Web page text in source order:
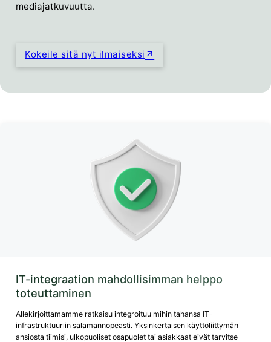
mediajatkuvuutta.
Kokeile sitä nyt ilmaiseksi
IT-integraation mahdollisimman helppo
toteuttaminen
Allekirjoittamamme ratkaisu integroituu mihin tahansa IT-
infrastruktuuriin salamannopeasti. Yksinkertaisen käyttöliittymän
ansiosta tiimisi, ulkopuoliset osapuolet tai asiakkaat eivät tarvitse